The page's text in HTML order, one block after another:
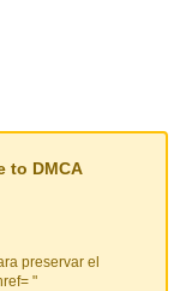
to DMCA
preservar el
"